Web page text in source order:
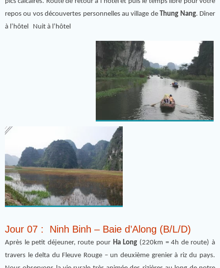
repos ou vos découvertes personnelles au village de Thung Nang. Dîner
à l’hôtel Nuit à l’hôtel
Jour 07 : Ninh Binh – Baie d’Along (B/L/D)
Après le petit déjeuner, route pour Ha Long (220km = 4h de route) à
travers le delta du Fleuve Rouge – un deuxième grenier à riz du pays.